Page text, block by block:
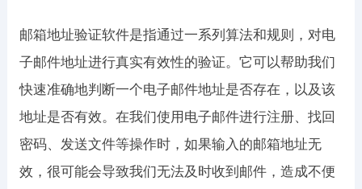
邮箱地址验证软件是指通过一系列算法和规则，对电
子邮件地址进行真实有效性的验证。它可以帮助我们
快速准确地判断一个电子邮件地址是否存在，以及该
地址是否有效。在我们使用电子邮件进行注册、找回
密码、发送文件等操作时，如果输入的邮箱地址无
效，很可能会导致我们无法及时收到邮件，造成不便